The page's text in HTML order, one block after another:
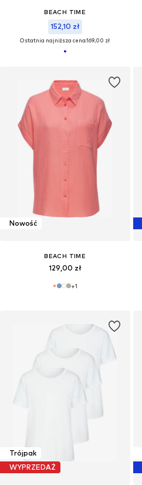
BEACH TIME
152,10 zł
Ostatnia najniższa cena:169,00 zł
Nowość
BEACH TIME
129,00 zł
+1
Trójpak
WYPRZEDAŻ